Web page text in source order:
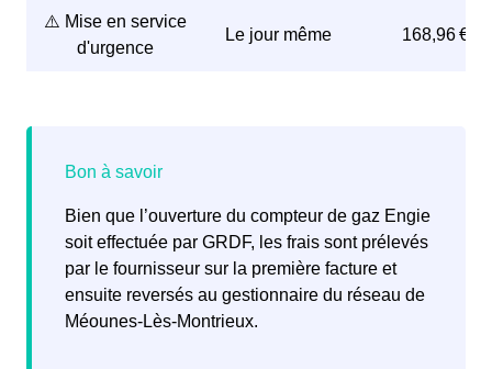
(PCE) qui figure sur la facture
déménagement
pour éviter des frais d'intervention en urgence.
Lorsque le gaz n’a pas été coupé dans le logement, la
venue d’un technicien n’est pas nécessaire. Cependant,
il faut être réactif pour prévenir le plus tôt possible son
fournisseur de son arrivée dans le logement et ainsi
éviter une coupure de gazou de faire payer sa
⚠️ Mise en service
d'urgence
Le jour même 168,96 €
Bien que l’ouverture du compteur de gaz Engie
soit effectuée par GRDF, les frais sont prélevés
par le fournisseur sur la première facture et
ensuite reversés au gestionnaire du réseau de
Méounes-Lès-Montrieux.